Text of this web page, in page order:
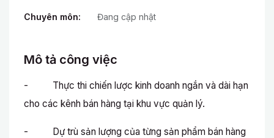
Chuyên môn: Đang cập nhật
Mô tả công việc
- Thực thi chiến lược kinh doanh ngắn và dài hạn
cho các kênh bán hàng tại khu vực quản lý.
- Dự trù sản lượng của từng sản phẩm bán hàng